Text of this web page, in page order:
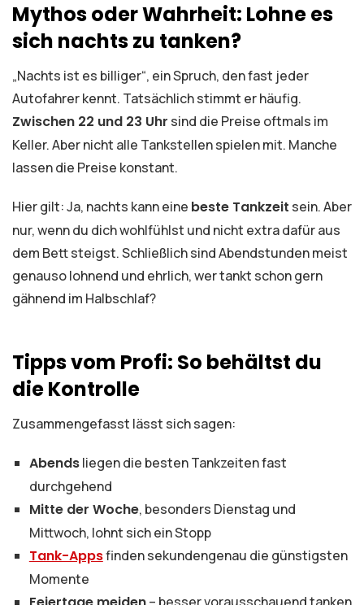
Mythos oder Wahrheit: Lohne es
sich nachts zu tanken?
„Nachts ist es billiger“, ein Spruch, den fast jeder
Autofahrer kennt. Tatsächlich stimmt er häufig.
Zwischen 22 und 23 Uhr sind die Preise oftmals im
Keller. Aber nicht alle Tankstellen spielen mit. Manche
lassen die Preise konstant.
Hier gilt: Ja, nachts kann eine beste Tankzeit sein. Aber
nur, wenn du dich wohlfühlst und nicht extra dafür aus
dem Bett steigst. Schließlich sind Abendstunden meist
genauso lohnend und ehrlich, wer tankt schon gern
gähnend im Halbschlaf?
Tipps vom Profi: So behältst du
die Kontrolle
Zusammengefasst lässt sich sagen:
Abendsliegen die besten Tankzeiten fast
durchgehend
Mitte der Woche, besonders Dienstag und
Mittwoch, lohnt sich ein Stopp
Tank-Appsfinden sekundengenau die günstigsten
Momente